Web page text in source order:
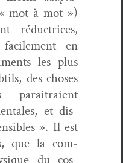
mot à mot »)
réduc­tri­ces,
en
les plus
des choses
et dis­
». Il est
que la com­
du cos­